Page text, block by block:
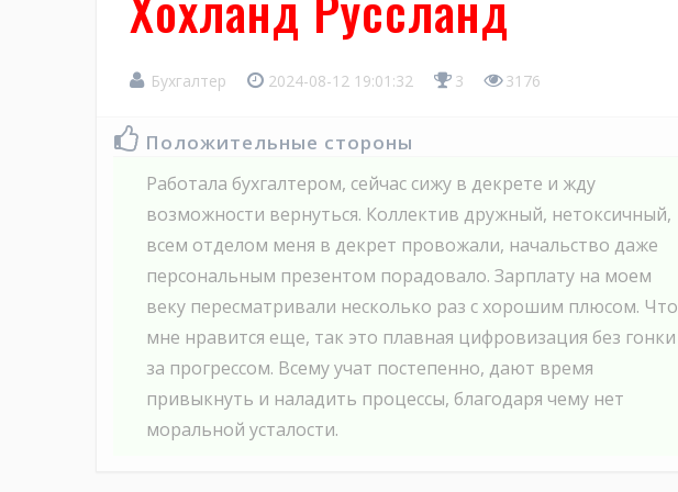
Бухгалтер 2024-08-12 19:01:32 3 3176
Положительные стороны
Работала бухгалтером, сейчас сижу в декрете и жду
возможности вернуться. Коллектив дружный, нетоксичный,
всем отделом меня в декрет провожали, начальство даже
персональным презентом порадовало. Зарплату на моем
веку пересматривали несколько раз с хорошим плюсом. Что
мне нравится еще, так это плавная цифровизация без гонки
за прогрессом. Всему учат постепенно, дают время
привыкнуть и наладить процессы, благодаря чему нет
моральной усталости.